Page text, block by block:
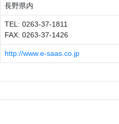
長野県内
TEL: 0263-37-1811
FAX: 0263-37-1426
http://www.e-saas.co.jp